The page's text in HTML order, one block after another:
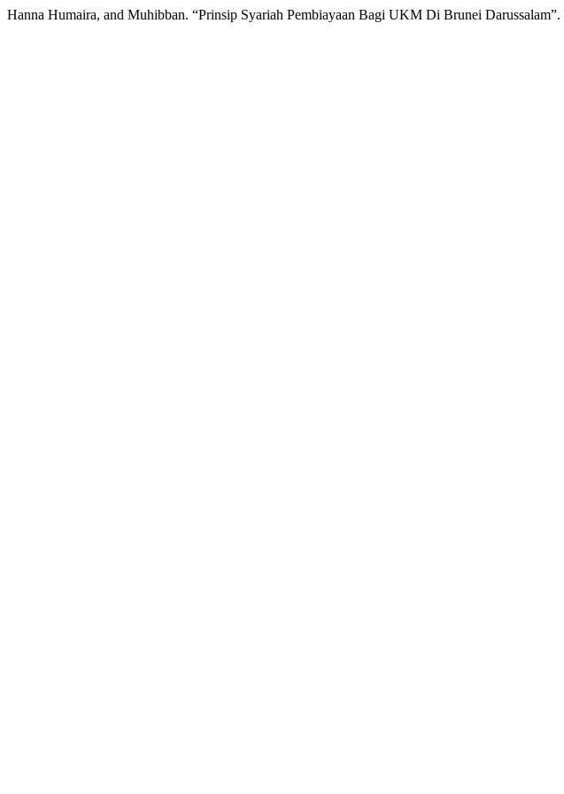
Hanna Humaira, and Muhibban. “Prinsip Syariah Pembiayaan Bagi UKM Di Brunei Darussalam”.